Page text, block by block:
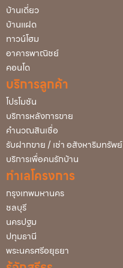
บ้านเดี่ยว
บ้านแฝด
ทาวน์โฮม
อาคารพาณิชย์
คอนโด
บริการลูกค้า
โปรโมชัน
บริการหลังการขาย
คำนวณสินเชื่อ
รับฝากขาย / เช่า อสังหาริมทรัพย์
บริการเพื่อคนรักบ้าน
ทำเลโครงการ
กรุงเทพมหานคร
ชลบุรี
นครปฐม
ปทุมธานี
พระนครศรีอยุธยา